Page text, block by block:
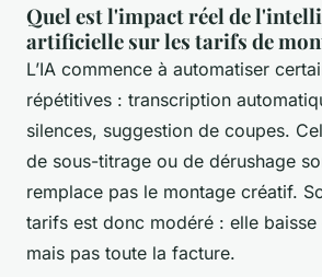
Quel est l'impact réel de
artificielle sur les tarifs de
L’IA commence à automatiser
répétitives : transcription
silences, suggestion de coupes.
de sous-titrage ou de dérushage
remplace pas le montage créatif.
tarifs est donc modéré : elle baisse
mais pas toute la facture.